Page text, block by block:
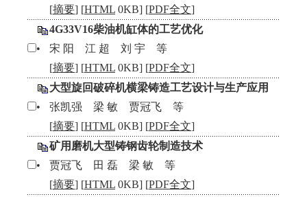
[摘要] [HTML 0KB] [PDF全文]
4G33V16柴油机缸体的工艺优化
•
宋 阳 江 超 刘 宇 等
[摘要] [HTML 0KB] [PDF全文]
大型旋回破碎机横梁铸造工艺设计与生产应用
•
张凯强 梁 敏 贾冠飞 等
[摘要] [HTML 0KB] [PDF全文]
矿用磨机大型铸钢齿轮制造技术
•
贾冠飞 田 磊 梁 敏 等
[摘要] [HTML 0KB] [PDF全文]